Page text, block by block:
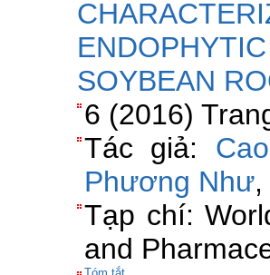
SOYBEAN
6 (2016)
Tác giả:
Phương Như,
Tạp chí:
and